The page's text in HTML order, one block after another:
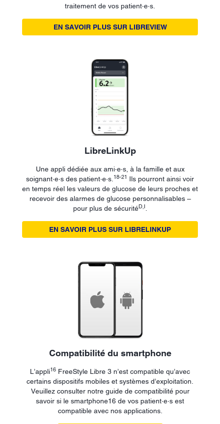
traitement de vos patient·e·s.
EN SAVOIR PLUS SUR LIBREVIEW
LibreLinkUp
Une appli dédiée aux ami·e·s, à la famille et aux
soignant·e·s des patient·e·s. 18-21 Ils pourront ainsi voir
en temps réel les valeurs de glucose de leurs proches et
recevoir des alarmes de glucose personnalisables –
pour plus de sécuritéD,I
EN SAVOIR PLUS SUR LIBRELINKUP
Compatibilité du smartphone
L’appli16 FreeStyle Libre 3 n’est compatible qu’avec
certains dispositifs mobiles et systèmes d’exploitation.
Veuillez consulter notre guide de compatibilité pour
savoir si le smartphone16 de vos patient·e·s est
compatible avec nos applications.